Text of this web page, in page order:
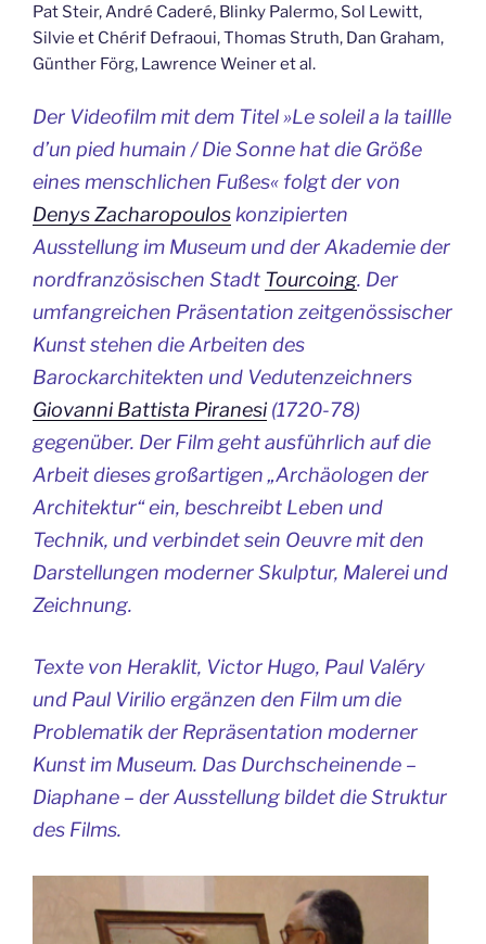
Pat Steir, André Caderé, Blinky Palermo, Sol Lewitt,
Silvie et Chérif Defraoui, Thomas Struth, Dan Graham,
Günther Förg, Lawrence Weiner et al.
Der Videofilm mit dem Titel »Le soleil a la taiIlle
d’un pied humain / Die Sonne hat die Größe
eines menschlichen Fußes« folgt der von
Denys Zacharopoulos konzipierten
Ausstellung im Museum und der Akademie der
nordfranzösischen Stadt Tourcoing. Der
umfangreichen Präsentation zeitgenössischer
Kunst stehen die Arbeiten des
Barockarchitekten und Vedutenzeichners
Giovanni Battista Piranesi (1720-78)
gegenüber. Der Film geht ausführlich auf die
Arbeit dieses großartigen „Archäologen der
Architektur“ ein, beschreibt Leben und
Technik, und verbindet sein Oeuvre mit den
Darstellungen moderner Skulptur, Malerei und
Zeichnung.
Texte von Heraklit, Victor Hugo, Paul Valéry
und Paul Virilio ergänzen den Film um die
Problematik der Repräsentation moderner
Kunst im Museum. Das Durchscheinende –
Diaphane – der Ausstellung bildet die Struktur
des Films.